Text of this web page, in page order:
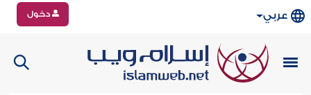
عربي دخول